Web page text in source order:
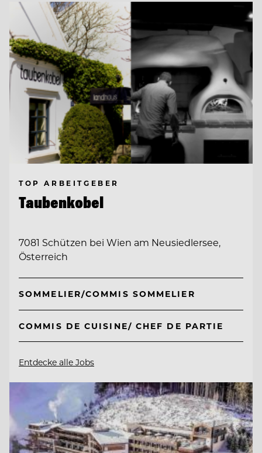
TOP ARBEITGEBER
Taubenkobel
7081 Schützen bei Wien am Neusiedlersee,
Österreich
SOMMELIER/COMMIS SOMMELIER
COMMIS DE CUISINE/ CHEF DE PARTIE
Entdecke alle Jobs